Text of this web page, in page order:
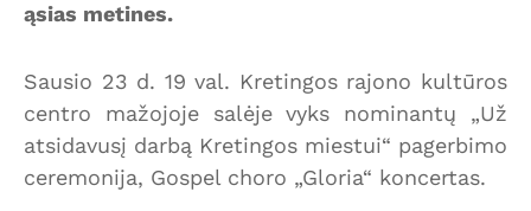
ąsias metines.
Sausio 23 d. 19 val. Kretingos rajono kultūros
centro mažojoje salėje vyks nominantų „Už
atsidavusį darbą Kretingos miestui“ pagerbimo
ceremonija, Gospel choro „Gloria“ koncertas.